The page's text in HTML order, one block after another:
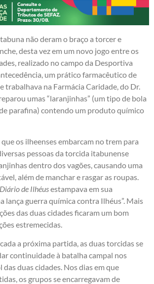
não deram o braço a torcer e
desta vez em um novo jogo entre os
realizado no campo da Desportiva
um prático farmacêutico de
trabalhava na Farmácia Caridade, do Dr.
umas “laranjinhas” (um tipo de bola
parafina) contendo um produto químico
os ilheenses embarcam no trem para
pessoas da torcida itabunense
dentro dos vagões, causando uma
além de manchar e rasgar as roupas.
Diário de Ilhéusestampava em sua
lança guerra química contra Ilhéus”. Mais
das duas cidades ficaram um bom
estremecidas.
a próxima partida, as duas torcidas se
continuidade à batalha campal nos
duas cidades. Nos dias em que
os grupos se encarregavam de